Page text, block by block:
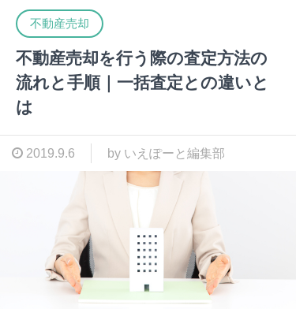
不動産売却
不動産売却を行う際の査定方法の
流れと手順｜一括査定との違いと
は
2019.9.6 by いえぽーと編集部